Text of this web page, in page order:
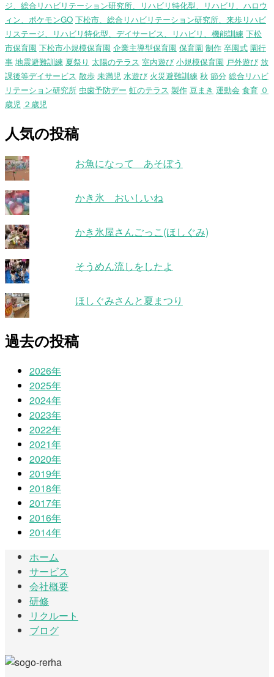
ジ、総合リハビリテーション研究所、リハビリ特化型、リハビリ、ハロウ
ィン、ポケモンGO 下松市、総合リハビリテーション研究所、来歩リハビ
リステージ、リハビリ特化型、デイサービス、リハビリ、機能訓練 下松
市保育園 下松市小規模保育園 企業主導型保育園 保育園 制作 卒園式 園行
事 地震避難訓練 夏祭り 太陽のテラス 室内遊び 小規模保育園 戸外遊び 放
課後等デイサービス 散歩 未満児 水遊び 火災避難訓練 秋 節分 総合リハビ
リテーション研究所 虫歯予防デー 虹のテラス 製作 豆まき 運動会 食育 ０
歳児 ２歳児
人気の投稿
お魚になって あそぼう
かき氷 おいしいね
かき氷屋さんごっこ(ほしぐみ)
そうめん流しをしたよ
ほしぐみさんと夏まつり
過去の投稿
2026年
2025年
2024年
2023年
2022年
2021年
2020年
2019年
2018年
2017年
2016年
2014年
ホーム
サービス
会社概要
研修
リクルート
ブログ